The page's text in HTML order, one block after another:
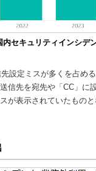
内セキュリティインシデ
設定ミスが多くを占め
信先を宛先や「CC」に
が表示されていたものと